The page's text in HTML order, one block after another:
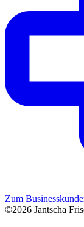
Zum
©2026 Jantscha